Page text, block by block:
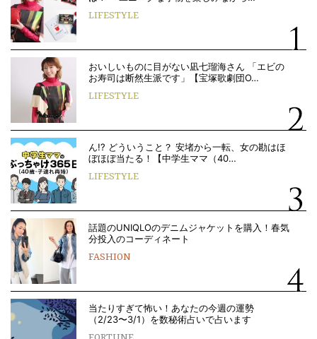
LIFESTYLE
おいしいものに目がない凪七瑠海さん 「エビの
お寿司は断然生派です」【宝塚歌劇団O…
LIFESTYLE
ん!? どういうこと？ 安堵から一転、女の勘はほ
ぼほぼ当たる！【中学生ママ（40…
LIFESTYLE
話題のUNIQLOのデニムジャケットを購入！春気
分投入のコーディネート
FASHION
当たりすぎて怖い！あなたの今週の運勢
（2/23〜3/1）を数秘術占いで占います